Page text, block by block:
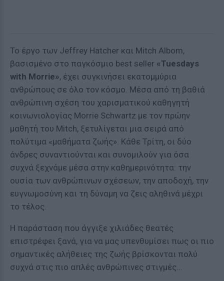
Το έργο των Jeffrey Hatcher και Mitch Albom,
βασισμένο στο παγκόσμιο best seller «Tuesdays
with Morrie», έχει συγκινήσει εκατομμύρια
ανθρώπους σε όλο τον κόσμο. Μέσα από τη βαθιά
ανθρώπινη σχέση του χαρισματικού καθηγητή
κοινωνιολογίας Morrie Schwartz με τον πρώην
μαθητή του Mitch, ξετυλίγεται μια σειρά από
πολύτιμα «μαθήματα ζωής». Κάθε Τρίτη, οι δύο
άνδρες συναντιούνται και συνομιλούν για όσα
συχνά ξεχνάμε μέσα στην καθημερινότητα: την
ουσία των ανθρώπινων σχέσεων, την αποδοχή, την
ευγνωμοσύνη και τη δύναμη να ζεις αληθινά μέχρι
το τέλος.
Η παράσταση που άγγιξε χιλιάδες θεατές
επιστρέφει ξανά, για να μας υπενθυμίσει πως οι πιο
σημαντικές αλήθειες της ζωής βρίσκονται πολύ
συχνά στις πιο απλές ανθρώπινες στιγμές...